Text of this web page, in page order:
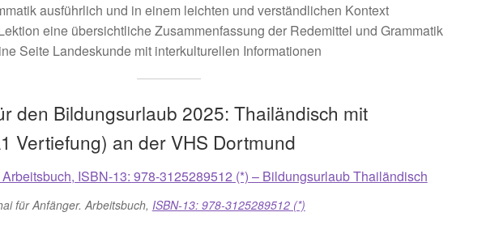
ausführlich und in einem leichten und verständlichen Kontext
eine übersichtliche Zusammenfassung der Redemittel und Grammatik
Seite Landeskunde mit interkulturellen Informationen
den Bildungsurlaub 2025: Thailändisch mit
Vertiefung) an der VHS Dortmund
für Anfänger. Arbeitsbuch, ISBN-13: 978-3125289512 (*)